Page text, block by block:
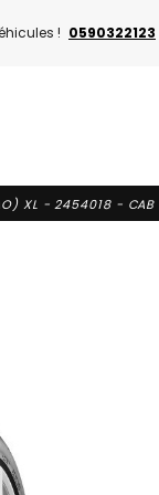
! 0590322123
XL - 2454018 - CAB